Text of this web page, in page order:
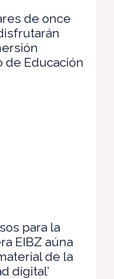
de once
de Educación
para la
EIBZ aúna
de la
digital’